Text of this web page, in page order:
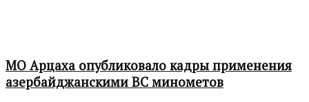
МО Арцаха опубликовало кадры применения
азербайджанскими ВС минометов